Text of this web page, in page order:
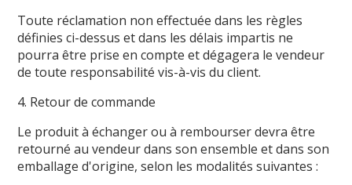
Toute réclamation non effectuée dans les règles
définies ci-dessus et dans les délais impartis ne
pourra être prise en compte et dégagera le vendeur
de toute responsabilité vis-à-vis du client.
4. Retour de commande
Le produit à échanger ou à rembourser devra être
retourné au vendeur dans son ensemble et dans son
emballage d'origine, selon les modalités suivantes :